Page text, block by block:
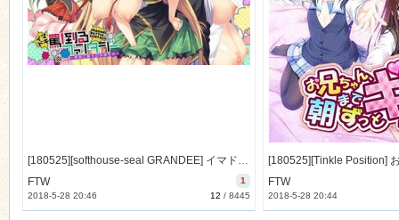
[180525][softhouse-seal GRANDEE] イマドキ罵倒るファンタジー ～勇者と魔王の同棲性活～ [114M Lossless] [991791]
1
FTW
12 / 8445
2018-5-28 20:46
FTW
2018-5-28 20:44